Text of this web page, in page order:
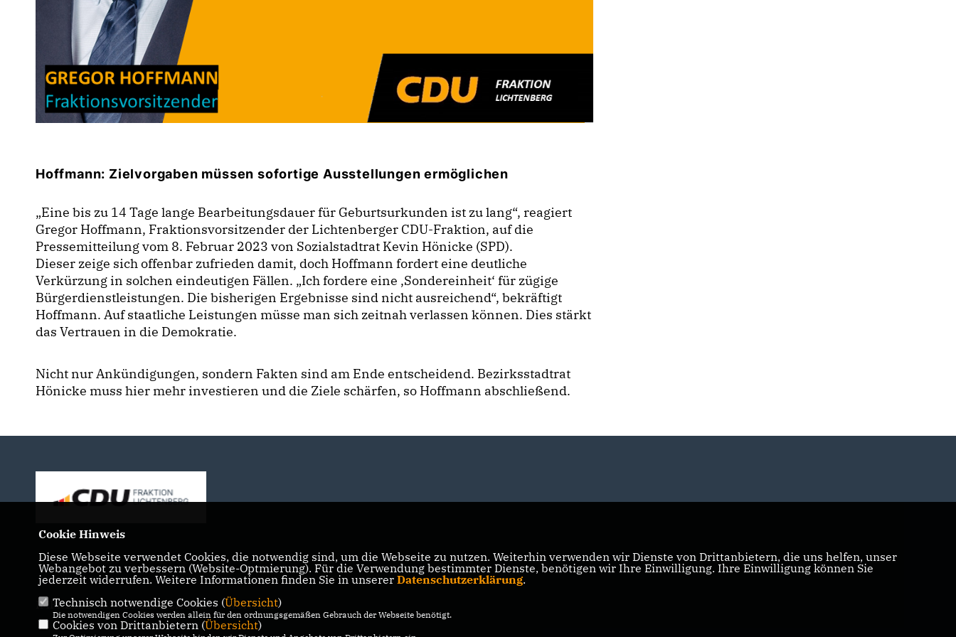
Hoffmann: Zielvorgaben müssen sofortige Ausstellungen ermöglichen
Eine bis zu 14 Tage lange Bearbeitungsdauer für Geburtsurkunden ist zu lang“, reagiert
Gregor Hoffmann, Fraktionsvorsitzender der Lichtenberger CDU-Fraktion, auf die
Pressemitteilung vom 8. Februar 2023 von Sozialstadtrat Kevin Hönicke (SPD).
Dieser zeige sich offenbar zufrieden damit, doch Hoffmann fordert eine deutliche
Verkürzung in solchen eindeutigen Fällen. „Ich fordere eine ‚Sondereinheit‘ für zügige
Bürgerdienstleistungen. Die bisherigen Ergebnisse sind nicht ausreichend“, bekräftigt
Hoffmann. Auf staatliche Leistungen müsse man sich zeitnah verlassen können. Dies stärkt
das Vertrauen in die Demokratie.
Nicht nur Ankündigungen, sondern Fakten sind am Ende entscheidend. Bezirksstadtrat
Hönicke muss hier mehr investieren und die Ziele schärfen, so Hoffmann abschließend.
IMPRESSUM DATENSCHUTZ KONTAKT
Cookie Hinweis
Diese Webseite verwendet Cookies, die notwendig sind, um die Webseite zu nutzen. Weiterhin verwenden wir Dienste von Drittanbietern, die uns helfen, unser
Webangebot zu verbessern (Website-Optmierung). Für die Verwendung bestimmter Dienste, benötigen wir Ihre Einwilligung. Ihre Einwilligung können Sie
jederzeit widerrufen. Weitere Informationen finden Sie in unserer Datenschutzerklärung.
Technisch notwendige Cookies (Übersicht)
Die notwendigen Cookies werden allein für den ordnungsgemäßen Gebrauch der Webseite benötigt.
Cookies von Drittanbietern (Übersicht)